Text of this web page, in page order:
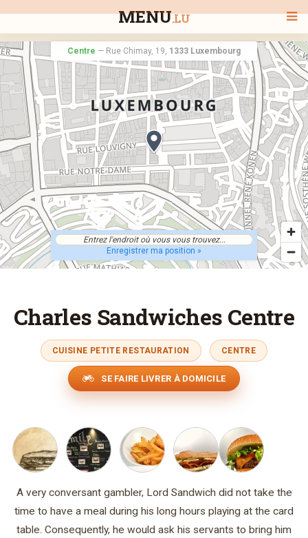
MENU.LU
BIENVENUE
TOUS LES RESTAURANTS
RECHERCHER UN RESTAURANT
Centre — Rue Chimay, 19, 1333 Luxembourg
Enregistrer ma position »
Charles Sandwiches Centre
CUISINE PETITE RESTAURATION CENTRE
SE FAIRE LIVRER À DOMICILE
A very conversant gambler, Lord Sandwich did not take the
time to have a meal during his long hours playing at the card
table. Consequently, he would ask his servants to bring him